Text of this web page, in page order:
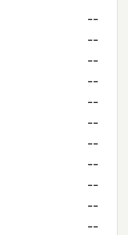
--
--
--
--
--
--
--
--
--
--
--